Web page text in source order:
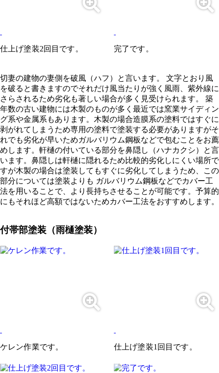
仕上げ塗装2回目です。 完了です。
切妻の建物の妻側を破風（ハフ）と言います。 文字とおり風
を破ると書きますのでそれだけ風当たりが強く風雨、紫外線に
さらされるため劣化も著しい場合が多く見受けられます。 築
年数の古い建物には木製のものが多く最近では窯業サイディン
グ系や金属系もあります。木製の場合造膜系の塗料ではすぐに
剥がれてしまうため専用の塗料で塗装する必要がありますがそ
れでも劣化が早いためガルバリウム鋼板などで包むことをお薦
めします。軒樋の付いている部分を鼻隠し（ハナカクシ）と言
います。鼻隠しは軒樋に隠れるため比較的劣化しにくい場所で
すが木製の場合は塗装してもすぐに劣化してしまうため、この
部分については塗装よりも ガルバリウム鋼板などでカバー工
法を用いることで、より長持ちさせることが可能です。予算的
にもそれほど高額ではないためカバー工法をおすすめします。
付帯部塗装（雨樋塗装）
ケレン作業です。 仕上げ塗装1回目です。